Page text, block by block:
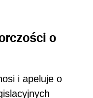
o
i apeluje o